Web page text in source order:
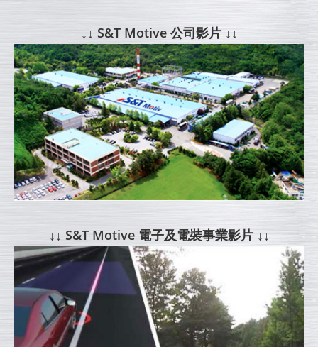
↓↓ S&T Motive 公司影片 ↓↓
↓↓ S&T Motive 電子及電裝事業影片 ↓↓